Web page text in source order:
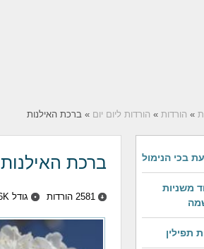
» הורדות » הורדות ליום יום » ברכת האילנות
בכי הנימול
משניות
תפילין
ברכת האילנות
2581 הורדות גודל 26K